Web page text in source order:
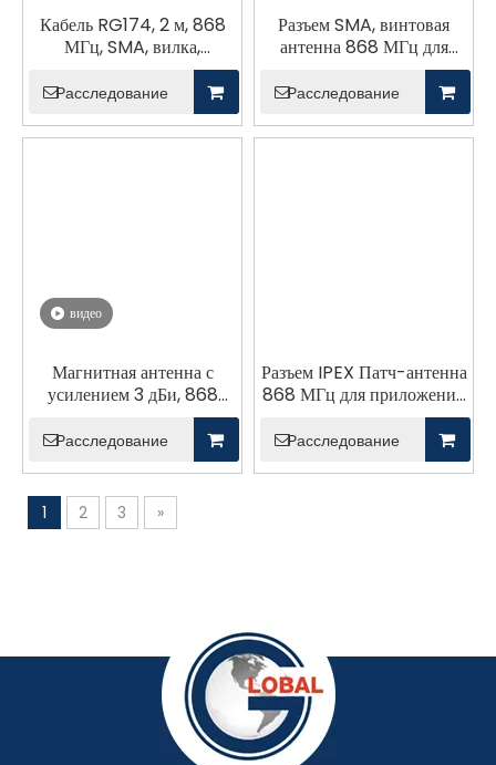
Кабель RG174, 2 м, 868
МГц, SMA, вилка,
резиновая антенна
Расследование
Разъем SMA, винтовая
антенна 868 МГц для
наружного наблюдения
Расследование
видео
Магнитная антенна с
усилением 3 дБи, 868
МГц для наружных
беспроводных сетей
Расследование
Разъем IPEX Патч-антенна
868 МГц для приложений
Расследование
1 2 3 »